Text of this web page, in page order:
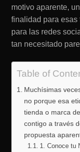
motivo aparente,
finalidad para esas
para las redes
tan necesitado
Table of
Muchísimas
no porque esa
tienda o marca
contigo a través
propuesta
1. Conoce tu